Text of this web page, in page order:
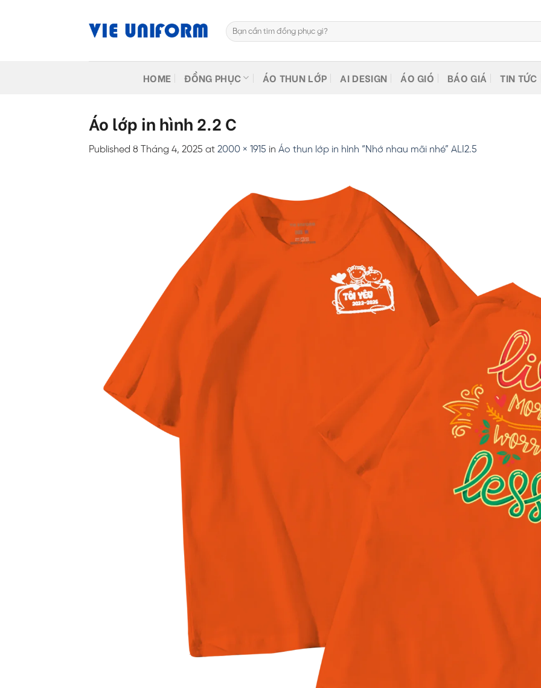
Tìm
kiếm:
HOME ĐỒNG PHỤC ÁO THUN LỚP AI DESIGN ÁO GIÓ BÁO GIÁ TIN TỨC
Áo lớp in hình 2.2 C
Published 8 Tháng 4, 2025 at 2000 × 1915 in Áo thun lớp in hình “Nhớ nhau mãi nhé” ALI2.5